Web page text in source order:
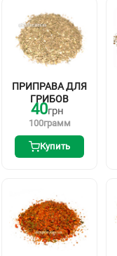
ПРИПРАВА ДЛЯ
ГРИБОВ
40грн
100грамм
Купить